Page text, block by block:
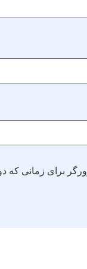
برای زمانی که